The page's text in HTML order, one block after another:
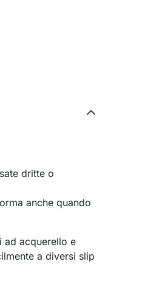
dritte o
anche quando
ad acquerello e
a diversi slip